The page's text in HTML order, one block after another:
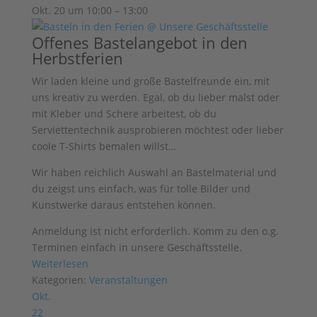
Okt. 20 um 10:00 – 13:00
Offenes Bastelangebot in den
Herbstferien
Wir laden kleine und große Bastelfreunde ein, mit
uns kreativ zu werden. Egal, ob du lieber malst oder
mit Kleber und Schere arbeitest, ob du
Serviettentechnik ausprobieren möchtest oder lieber
coole T-Shirts bemalen willst…
Wir haben reichlich Auswahl an Bastelmaterial und
du zeigst uns einfach, was für tolle Bilder und
Kunstwerke daraus entstehen können.
Anmeldung ist nicht erforderlich. Komm zu den o.g.
Terminen einfach in unsere Geschäftsstelle.
Weiterlesen
Kategorien: Veranstaltungen
Okt.
22